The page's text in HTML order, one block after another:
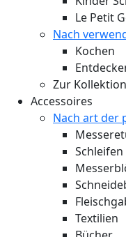
Le Petit
Nach
Kochen
Zur Kollektion
Accessoires
Nach art der
Textilien